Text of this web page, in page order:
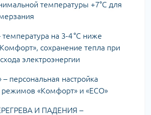
температуры +7°С для
на 3-4 °C ниже
сохранение тепла при
электроэнергии
персональная настройка
«Комфорт» и «ECO»
И ПАДЕНИЯ –